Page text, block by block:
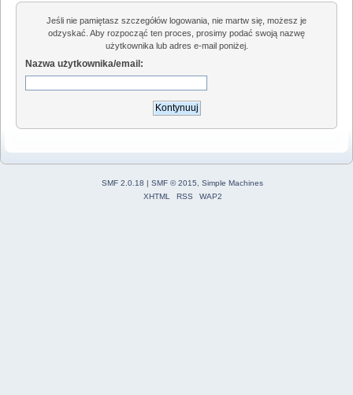
Jeśli nie pamiętasz szczegółów logowania, nie martw się, możesz je
odzyskać. Aby rozpocząć ten proces, prosimy podać swoją nazwę
użytkownika lub adres e-mail poniżej.
Nazwa użytkownika/email:
SMF 2.0.18 | SMF © 2015
Simple Machines
XHTML
RSS WAP2